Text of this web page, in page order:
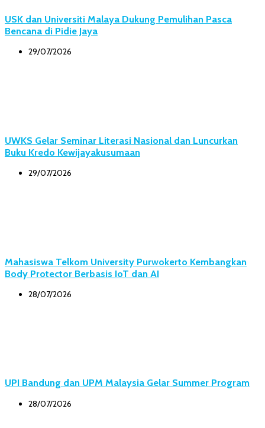
USK dan Universiti Malaya Dukung Pemulihan Pasca
Bencana di Pidie Jaya
29/07/2026
UWKS Gelar Seminar Literasi Nasional dan Luncurkan
Buku Kredo Kewijayakusumaan
29/07/2026
Mahasiswa Telkom University Purwokerto Kembangkan
Body Protector Berbasis IoT dan AI
28/07/2026
UPI Bandung dan UPM Malaysia Gelar Summer Program
28/07/2026